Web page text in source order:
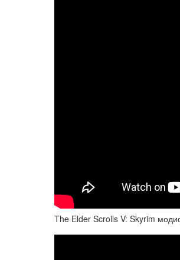
The Elder Scrolls V: Skyrim